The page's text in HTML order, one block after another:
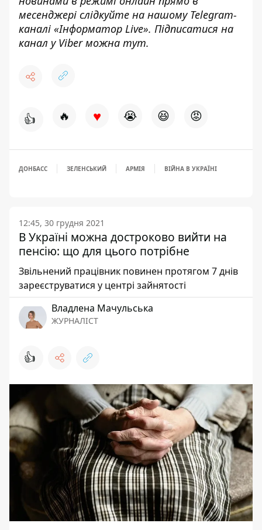
месенджері слідкуйте на нашому Telegram-
каналі «Інформатор Live». Підписатися на
канал у Viber можна тут.
👍 🔥 ♥ 😭 😆 😡
ДОНБАСС ЗЕЛЕНСЬКИЙ АРМІЯ ВІЙНА В УКРАЇНІ
12:45, 30 грудня 2021
В Україні можна достроково вийти на
пенсію: що для цього потрібне
Звільнений працівник повинен протягом 7 днів
зареєструватися у центрі зайнятості
Владлена Мачульська
ЖУРНАЛІСТ
👍